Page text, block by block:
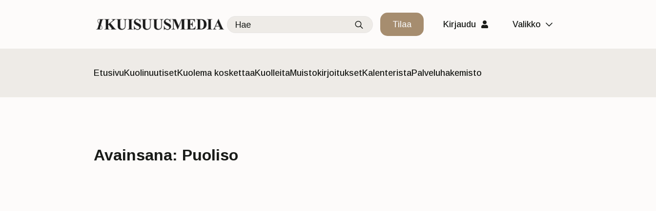
Search
for:
Tilaa Kirjaudu Valikko
Etusivu KuolinuutisetKuolema koskettaaKuolleitaMuistokirjoituksetKalenteristaPalveluhakemisto
Avainsana: Puoliso